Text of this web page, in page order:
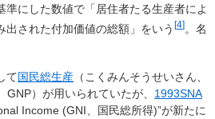
準にした数値で「居住者たる生産者によ
出された付加価値の総額」をいう [4] 。 名
て国民総生産 （こくみんそうせいさん、
GNP）が用いられていたが、 1993SNA
Income (GNI、国民総所得)”が新たに